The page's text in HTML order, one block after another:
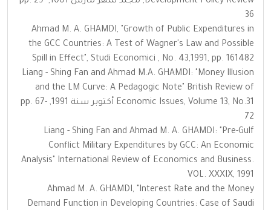
36
Ahmad M. A. GHAMDI, "Growth of Public Expenditures in
the GCC Countries: A Test of Wagner's Law and Possible
Spill in Effect", Studi Economici , No. 43,1991, pp. 161482
Liang - Shing Fan and Ahmad M.A. GHAMDI: "Money Illusion
and the LM Curve: A Pedagogic Note" British Review of
Economic Issues, Volume 13, No.31 أكتوبر سنة 1991, pp. 67-
72
Liang - Shing Fan and Ahmad M. A. GHAMDI: "Pre-Gulf
Conflict Military Expenditures by GCC: An Economic
Analysis" International Review of Economics and Business.
VOL. XXXIX, 1991
Ahmad M. A. GHAMDI, "Interest Rate and the Money
Demand Function in Developing Countries: Case of Saudi